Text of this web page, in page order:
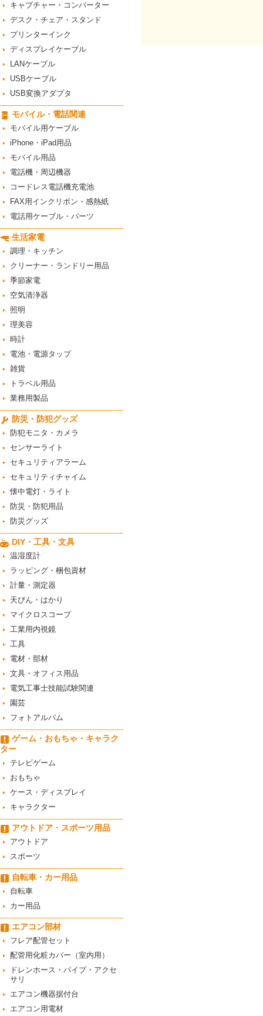
キャプチャー・コンバーター
デスク・チェア・スタンド
プリンターインク
ディスプレイケーブル
LANケーブル
USBケーブル
USB変換アダプタ
モバイル・電話関連
モバイル用ケーブル
iPhone・iPad用品
モバイル用品
電話機・周辺機器
コードレス電話機充電池
FAX用インクリボン・感熱紙
電話用ケーブル・パーツ
生活家電
調理・キッチン
クリーナー・ランドリー用品
季節家電
空気清浄器
照明
理美容
時計
電池・電源タップ
雑貨
トラベル用品
業務用製品
防災・防犯グッズ
防犯モニタ・カメラ
センサーライト
セキュリティアラーム
セキュリティチャイム
懐中電灯・ライト
防災・防犯用品
防災グッズ
DIY・工具・文具
温湿度計
ラッピング・梱包資材
計量・測定器
天びん・はかり
マイクロスコープ
工業用内視鏡
工具
電材・部材
文具・オフィス用品
電気工事士技能試験関連
園芸
フォトアルバム
ゲーム・おもちゃ・キャラク
ター
テレビゲーム
おもちゃ
ケース・ディスプレイ
キャラクター
アウトドア・スポーツ用品
アウトドア
スポーツ
自転車・カー用品
自転車
カー用品
エアコン部材
フレア配管セット
配管用化粧カバー（室内用）
ドレンホース・パイプ・アクセ
サリ
エアコン機器据付台
エアコン用電材